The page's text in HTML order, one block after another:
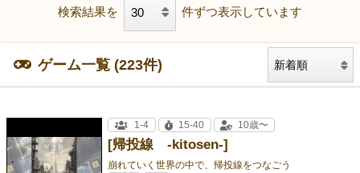
検索結果を 件ずつ表示しています
ゲーム一覧 (223件)
[帰投線 -kitosen-]
崩れていく世界の中で、帰投線をつなごう
1-4 15-40 10歳〜